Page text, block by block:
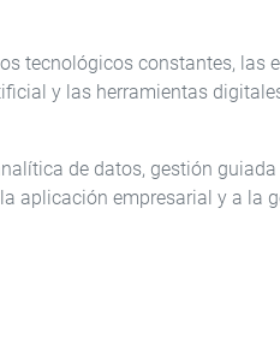
tecnológicos constantes, las
y las herramientas
de datos, gestión
aplicación empresarial y a la